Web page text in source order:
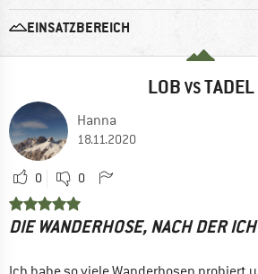
EINSATZBEREICH
LOB VSTADEL
Hanna
18.11.2020
0 0
DIE WANDERHOSE, NACH DER